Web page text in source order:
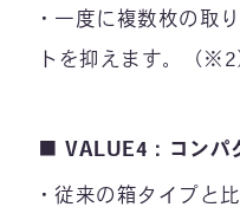
一度に複数枚の取
トを抑えます。（※2
■ VALUE4：コンパ
従来の箱タイプと